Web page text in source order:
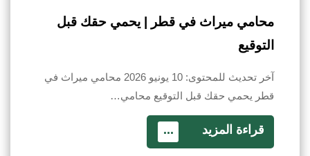
محامي ميراث في قطر | يحمي حقك قبل
التوقيع
آخر تحديث للمحتوى: 10 يونيو 2026 محامي ميراث في
قطر يحمي حقك قبل التوقيع محامي…
قراءة المزيد ...